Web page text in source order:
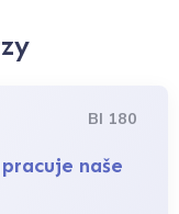
BI 180
naše